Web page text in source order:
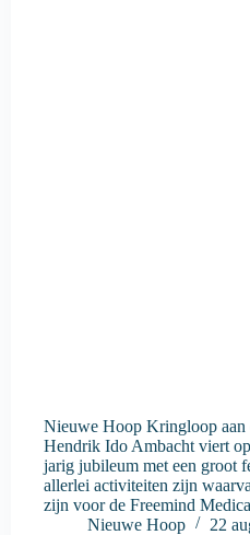
Nieuwe Hoop Kringloop
Hendrik Ido Ambacht viert
jarig jubileum met een groot
allerlei activiteiten zijn
zijn voor de Freemind
Nieuwe Hoop
22